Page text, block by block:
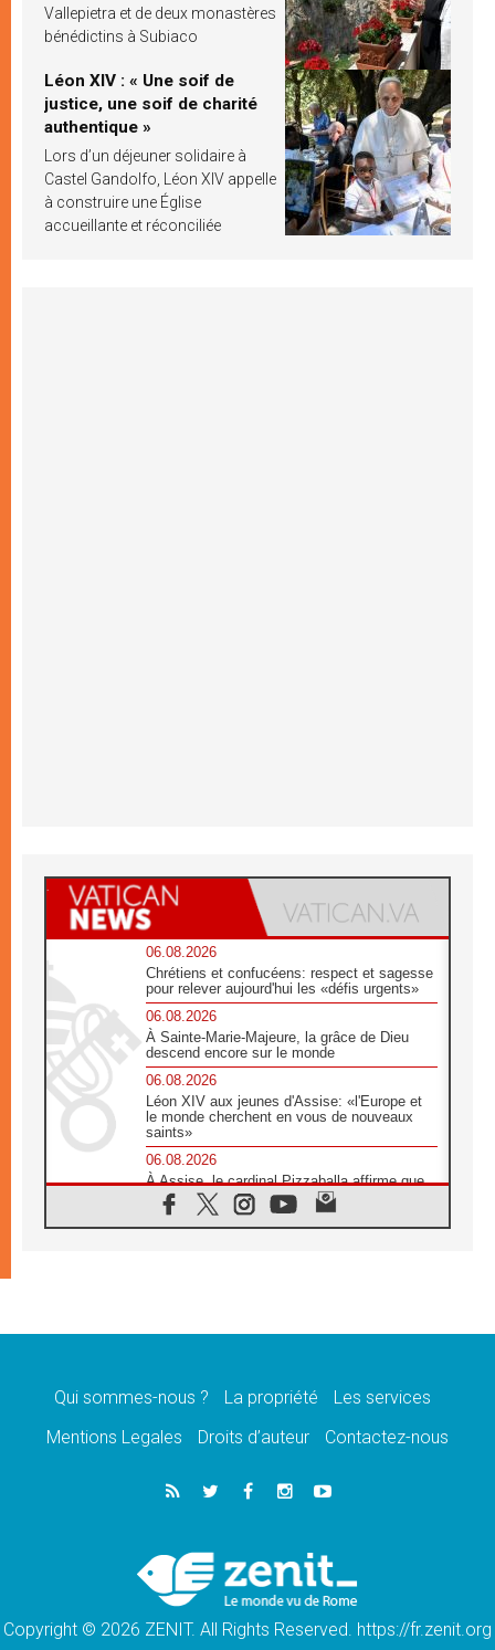
Vallepietra et de deux monastères
bénédictins à Subiaco
Léon XIV : « Une soif de
justice, une soif de charité
authentique »
Lors d’un déjeuner solidaire à
Castel Gandolfo, Léon XIV appelle
à construire une Église
accueillante et réconciliée
06.08.2026
Chrétiens et confucéens: respect et sagesse
pour relever aujourd'hui les «défis urgents»
06.08.2026
À Sainte-Marie-Majeure, la grâce de Dieu
descend encore sur le monde
06.08.2026
Léon XIV aux jeunes d'Assise: «l'Europe et
le monde cherchent en vous de nouveaux
saints»
06.08.2026
À Assise, le cardinal Pizzaballa affirme que
«les chrétiens veulent la paix»
06.08.2026
message de paix et de dignité humaine»
«La visite du Pape en Uruguay renforcera
05.08.2026
Le nonce en Ukraine: «Il est inquiétant
Léon XIV au Pérou, une lueur d'espoir pour
un peuple en quête de paix
Qui sommes-nous ? La propriété
Les services
Mentions Legales
Droits d’auteur Contactez-nous
Copyright © 2026 ZENIT. All Rights Reserved. https://fr.zenit.org